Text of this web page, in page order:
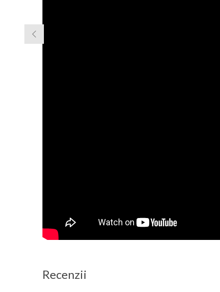
Recenzii